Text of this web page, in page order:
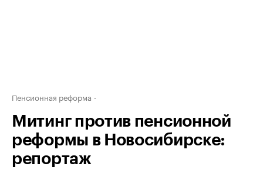
Пенсионная реформа
Митинг против пенсионной
реформы в Новосибирске:
репортаж